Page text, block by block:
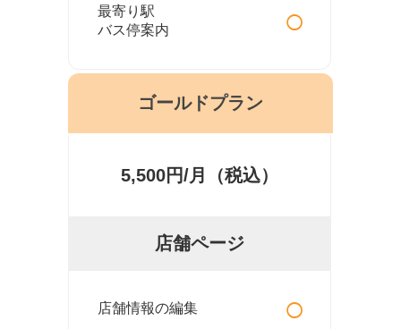
最寄り駅
バス停案内
○
ゴールドプラン
5,500円/月（税込）
店舗ページ
店舗情報の編集 ○